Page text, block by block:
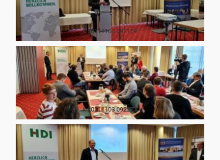
k 20211103 092159
k 20211103 092221